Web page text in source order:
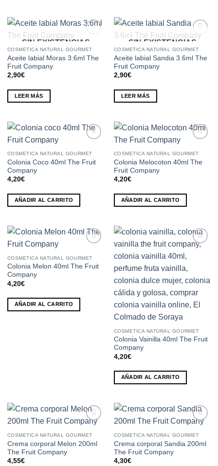
Añadir
a la
lista de
deseos
SIN EXISTENCIAS
COSMETICA NATURAL GOURMET
Aceite labial Moras 3.6ml The
Fruit Company
2,90€
LEER MÁS
Añadir
a la
lista de
deseos
SIN EXISTENCIAS
COSMETICA NATURAL GOURMET
Aceite labial Sandia 3.6ml The
Fruit Company
2,90€
LEER MÁS
a la
lista de
deseos
COSMETICA NATURAL GOURMET
Colonia Coco 40ml The Fruit
Company
4,20€
AÑADIR AL CARRITO
a la
lista de
deseos
COSMETICA NATURAL GOURMET
Colonia Melocoton 40ml The
Fruit Company
4,20€
AÑADIR AL CARRITO
a la
lista de
COSMETICA NATURAL GOURMET
Colonia Melon 40ml The Fruit
Company
4,20€
AÑADIR AL CARRITO
deseos
COSMETICA NATURAL GOURMET
Colonia Vainilla 40ml The Fruit
Company
4,20€
AÑADIR AL CARRITO
a la
lista de
deseos
COSMETICA NATURAL GOURMET
Crema corporal Melon 200ml
The Fruit Company
4,55€
a la
lista de
deseos
COSMETICA NATURAL GOURMET
Crema corporal Sandia 200ml
The Fruit Company
4,30€